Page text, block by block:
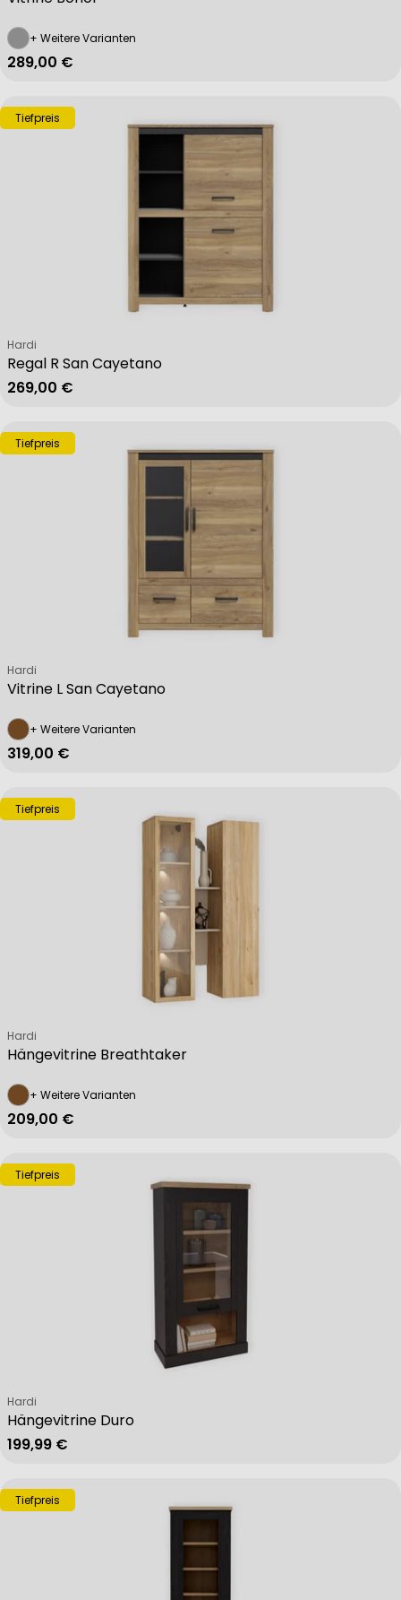
+ Weitere Varianten
Regulärer Preis
289,00 €
Tiefpreis
Regal R San Cayetano
Verkäufer:
Hardi
Regulärer Preis
269,00 €
Tiefpreis
Vitrine L San Cayetano
Verkäufer:
Hardi
+ Weitere Varianten
Regulärer Preis
319,00 €
Tiefpreis
Hängevitrine Breathtaker
Verkäufer:
Hardi
+ Weitere Varianten
Regulärer Preis
209,00 €
Tiefpreis
Hängevitrine Duro
Verkäufer:
Hardi
Regulärer Preis
199,99 €
Tiefpreis